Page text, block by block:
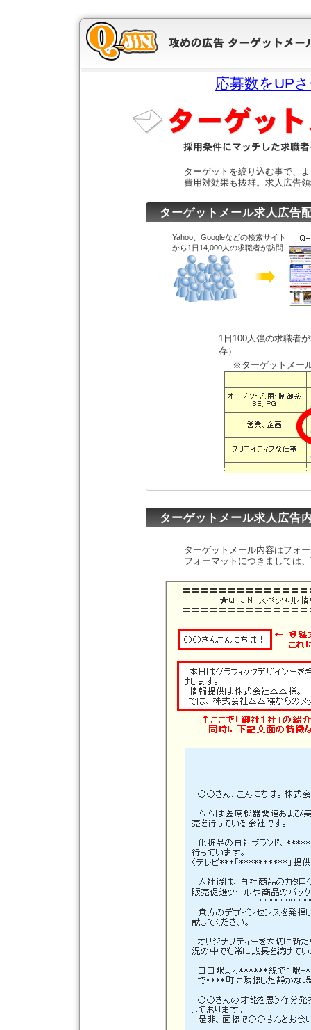
応募数をUP
ターゲットを絞り込む事で、
費用対効果も抜群。求人広告
ターゲットメール求人広告
Yahoo、Googleなどの検索サイト
から1日14,000人の求職者が訪問
1日100人強の求職者
存）
※ターゲットメー
ターゲットメール求人広告
ターゲットメール内容はフォ
フォーマットにつきましては